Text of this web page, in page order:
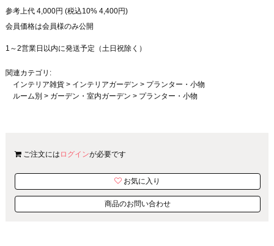
参考上代 4,000円 (税込10% 4,400円)
会員価格は会員様のみ公開
1～2営業日以内に発送予定（土日祝除く）
関連カテゴリ:
インテリア雑貨> インテリアガーデン > プランター・小物
ルーム別 > ガーデン・室内ガーデン > プランター・小物
ご注文には ログインが必要です
お気に入り
商品のお問い合わせ